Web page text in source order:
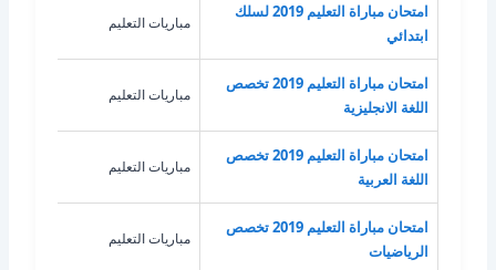
امتحان مباراة التعليم 2019 لسلك
ابتدائي
مباريات التعليم
امتحان مباراة التعليم 2019 تخصص
اللغة الانجليزية
مباريات التعليم
امتحان مباراة التعليم 2019 تخصص
اللغة العربية
مباريات التعليم
امتحان مباراة التعليم 2019 تخصص
الرياضيات
مباريات التعليم